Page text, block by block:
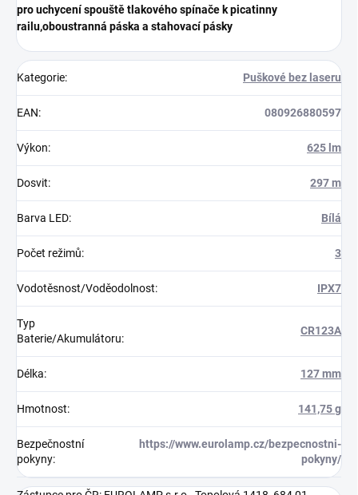
pro uchycení spouště tlakového spínače k picatinny
railu,oboustranná páska a stahovací pásky
Kategorie: Puškové bez laseru
EAN: 080926880597
Výkon: 625 lm
Dosvit: 297 m
Barva LED: Bílá
Počet režimů: 3
Vodotěsnost/Voděodolnost: IPX7
Typ
Baterie/Akumulátoru:
CR123A
Délka: 127 mm
Hmotnost: 141,75 g
Bezpečnostní
pokyny:
https://www.eurolamp.cz/bezpecnostni-
pokyny/